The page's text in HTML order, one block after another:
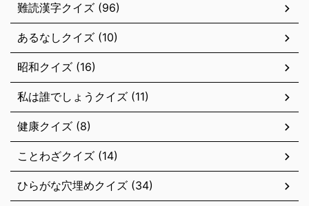
難読漢字クイズ (96)
あるなしクイズ (10)
昭和クイズ (16)
私は誰でしょうクイズ (11)
健康クイズ (8)
ことわざクイズ (14)
ひらがな穴埋めクイズ (34)